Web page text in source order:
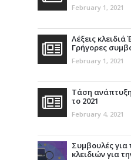
February 1, 2021
Λέξεις κλειδιά
Γρήγορες
February 1, 2021
Τάση
το 2021
February 4, 2021
Συμβουλές για
κλειδιών για